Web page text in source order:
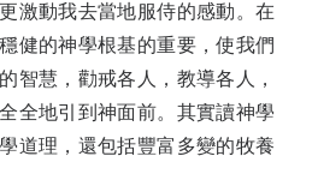
激動我去當地服侍的感動。在
健的神學根基的重要，使我們
智慧，勸戒各人，教導各人，
全地引到神面前。其實讀神學
道理，還包括豐富多變的牧養